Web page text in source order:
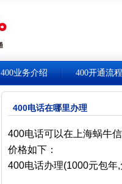
400业务介绍 400开通流程
400电话在哪里办理
400电话可以在上海蜗牛
价格如下：
400电话办理(1000元包